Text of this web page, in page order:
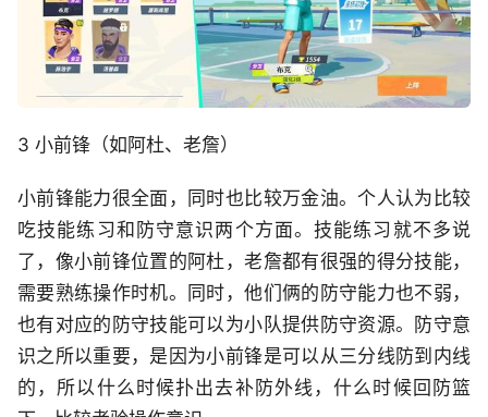
3 小前锋（如阿杜、老詹）
小前锋能力很全面，同时也比较万金油。个人认为比较
吃技能练习和防守意识两个方面。技能练习就不多说
了，像小前锋位置的阿杜，老詹都有很强的得分技能，
需要熟练操作时机。同时，他们俩的防守能力也不弱，
也有对应的防守技能可以为小队提供防守资源。防守意
识之所以重要，是因为小前锋是可以从三分线防到内线
的，所以什么时候扑出去补防外线，什么时候回防篮